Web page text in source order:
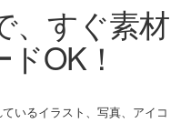
、すぐ素材
OK！
いるイラスト、写真、アイコ